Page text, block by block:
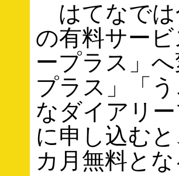
はてなでは
の有料サー
ープラス」
プラス」「
なダイアリ
に申し込む
カ月無料と